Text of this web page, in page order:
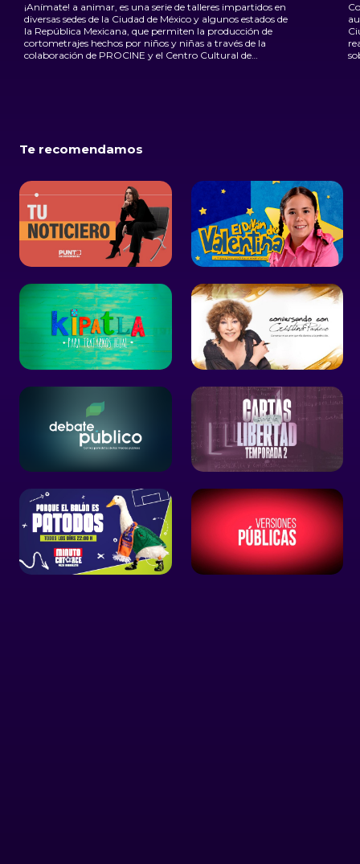
¡Anímate! a animar, es una serie de talleres impartidos en
diversas sedes de la Ciudad de México y algunos estados de
la República Mexicana, que permiten la producción de
cortometrajes hechos por niños y niñas a través de la
colaboración de PROCINE y el Centro Cultural de
Te recomendamos